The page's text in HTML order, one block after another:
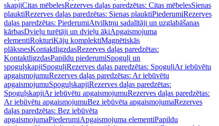
skapjiCitas mēbelesRezerves daļas paredzētas: Citas mēbelesSienas
plauktiRezerves daļas paredzētas: Sienas plauktiPiederumiRezerves
daļas paredzētas: PiederumiAtvilktņu sadalītāji un uzglabāšanas
kārbasDvieļu turētāji un dvieļu āķiApgaismojuma
elementiRokturiKāju komplektiMagnētiskās
plāksnesKontaktligzdasRezerves daļas paredzētas:
KontaktligzdasPapildu piederumiSpoguļi un
spoguļskapjiSpoguļiRezerves daļas paredzētas: SpoguļiAr iebūvētu
apgaismojumuRezerves daļas paredzētas: Ar iebūvētu
apgaismojumuSpoguļskapjiRezerves daļas paredzētas:
SpoguļskapjiAr iebūvētu apgaismojumuRezerves daļas paredzētas:
Ar iebūvētu apgaismojumuBez iebūvēta apgaismojumaRezerves
daļas paredzētas: Bez iebūvēta
apgaismojumaPiederumiApgaismojuma elementiPapildu